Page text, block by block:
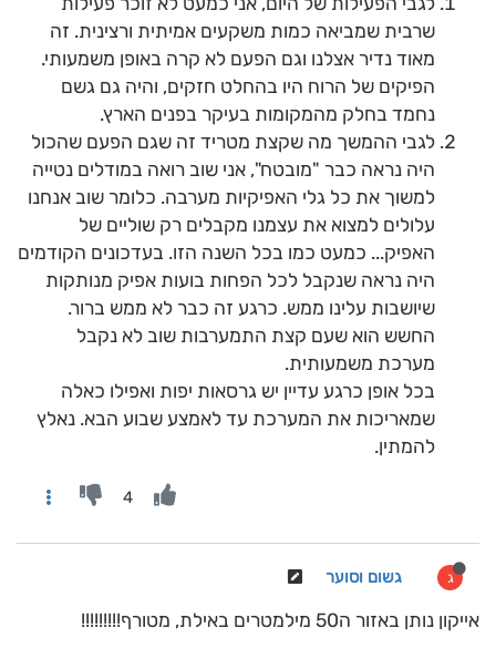
שרבית שמביאה כמות משקעים אמיתית ורצינית. זה
מאוד נדיר אצלנו וגם הפעם לא קרה באופן משמעותי.
הפיקים של הרוח היו בהחלט חזקים, והיה גם גשם
נחמד בחלק מהמקומות בעיקר בפנים הארץ.
לגבי ההמשך מה שקצת מטריד זה שגם הפעם שהכול
היה נראה כבר "מובטח", אני שוב רואה במודלים נטייה
למשוך את כל גלי האפיקיות מערבה. כלומר שוב אנחנו
עלולים למצוא את עצמנו מקבלים רק שוליים של
האפיק... כמעט כמו בכל השנה הזו. בעדכונים הקודמים
היה נראה שנקבל לכל הפחות בועות אפיק מנותקות
שיושבות עלינו ממש. כרגע זה כבר לא ממש ברור.
החשש הוא שעם קצת התמערבות שוב לא נקבל
מערכת משמעותית.
בכל אופן כרגע עדיין יש גרסאות יפות ואפילו כאלה
שמאריכות את המערכת עד לאמצע שבוע הבא. נאלץ
להמתין.
4
ג גשום וסוער
אייקון נותן באזור ה50 מילמטרים באילת, מטורף!!!!!!!!!